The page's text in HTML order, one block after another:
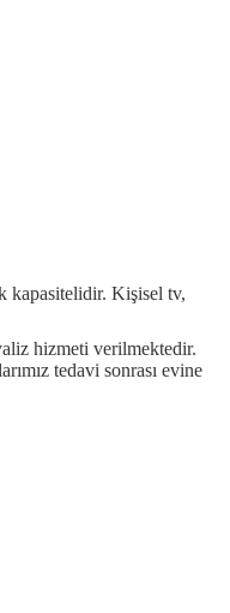
kapasitelidir. Kişisel tv,
hizmeti verilmektedir.
tedavi sonrası evine